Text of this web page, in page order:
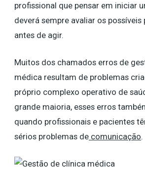
profissional que pensar em iniciar
deverá sempre avaliar os
antes de agir.
Muitos dos chamados erros de
médica resultam de problemas
próprio complexo operativo de
grande maioria, esses erros
quando profissionais e pacientes
sérios problemas de comunicação.